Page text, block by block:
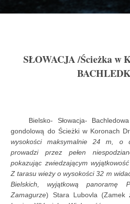
SŁOWACJA/Ścieżka w
Bielsko- Słowacja- Bachledowa
gondolową do Ścieżki w Koronach
wysokości maksymalnie 24 m, o
prowadzi przez pełen
pokazując zwiedzającym
Z tarasu wieży o wysokości 32 m
Bielskich, wyjątkową panoramę
Zamagurze) Stara Lubovla (Zamek